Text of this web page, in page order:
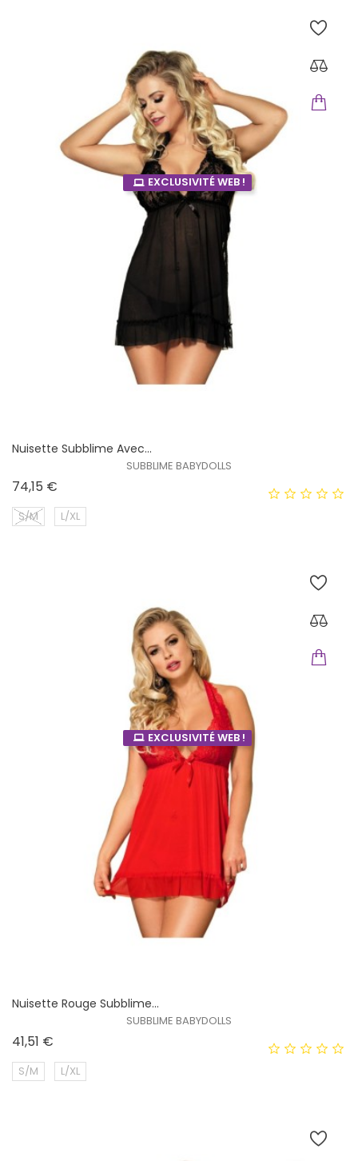
EXCLUSIVITÉ WEB !
Nuisette Subblime Avec...
SUBBLIME BABYDOLLS
74,15 €
S/M L/XL
EXCLUSIVITÉ WEB !
Nuisette Rouge Subblime...
SUBBLIME BABYDOLLS
41,51 €
S/M L/XL